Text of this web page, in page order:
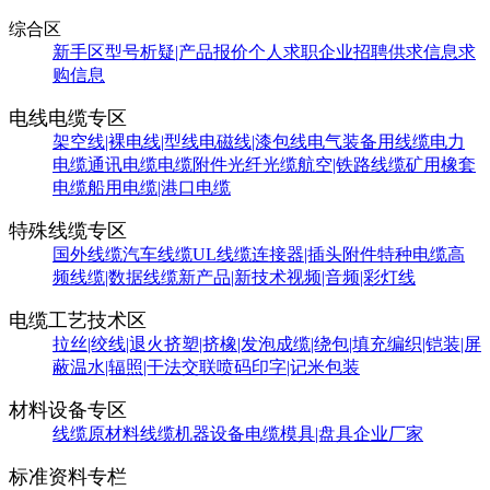
综合区
新手区型号析疑|产品报价个人求职企业招聘供求信息求
购信息
电线电缆专区
架空线|裸电线|型线电磁线|漆包线电气装备用线缆电力
电缆通讯电缆电缆附件光纤光缆航空|铁路线缆矿用橡套
电缆船用电缆|港口电缆
特殊线缆专区
国外线缆汽车线缆UL线缆连接器|插头附件特种电缆高
频线缆|数据线缆新产品|新技术视频|音频|彩灯线
电缆工艺技术区
拉丝|绞线|退火挤塑|挤橡|发泡成缆|绕包|填充编织|铠装|屏
蔽温水|辐照|干法交联喷码印字|记米包装
材料设备专区
线缆原材料线缆机器设备电缆模具|盘具企业厂家
标准资料专栏